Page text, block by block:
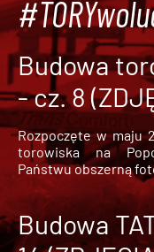
Budowa
- cz. 8
Rozpoczęte w maju
torowiska na
Państwu obszerną
Budowa